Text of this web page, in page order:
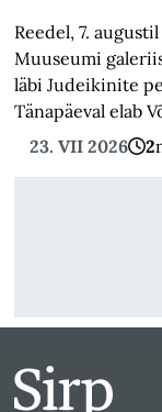
Reedel, 7.
Muuseumi
läbi Judeikinite
Tänapäeval elab
23. VII 2026
2